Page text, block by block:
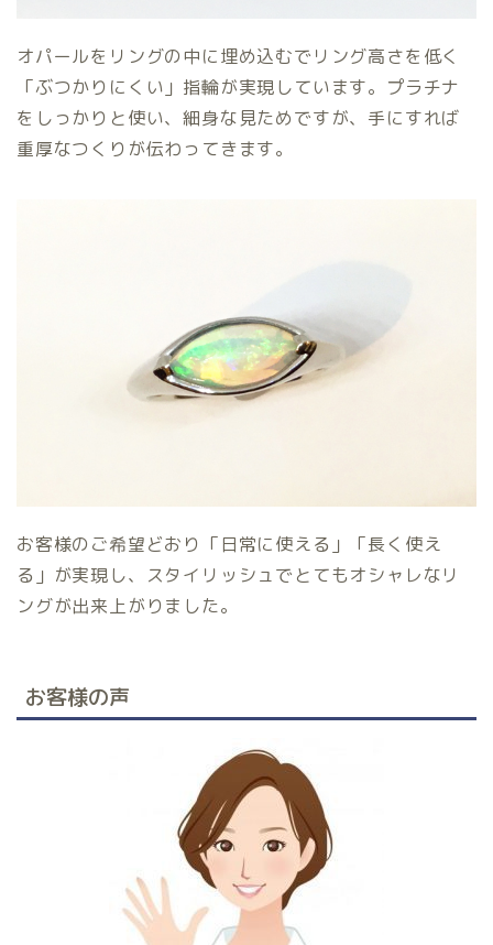
オパールをリングの中に埋め込むでリング高さを低く
「ぶつかりにくい」指輪が実現しています。プラチナ
をしっかりと使い、細身な見ためですが、手にすれば
重厚なつくりが伝わってきます。
お客様のご希望どおり「日常に使える」「長く使え
る」が実現し、スタイリッシュでとてもオシャレなリ
ングが出来上がりました。
お客様の声